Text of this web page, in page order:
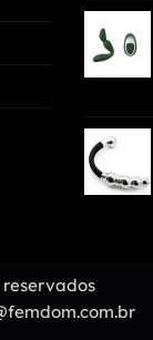
reservados